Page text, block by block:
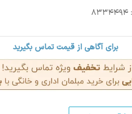
8334494
برای آگاهی از قیمت تماس بگیرید